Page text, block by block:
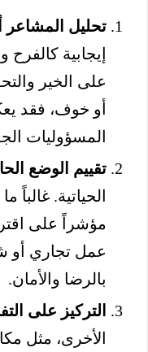
تحليل المشاعر
إيجابية كالفرح
على الخير
أو خوف، فقد
المسؤوليات
تقييم الوضع
الحياتية.
مؤشراً على
عمل تجاري أو
بالرضا والأمان.
التركيز على
الأخرى، مثل